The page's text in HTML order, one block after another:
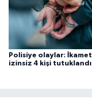
Polisiye olaylar: İkamet
izinsiz 4 kişi tutuklandı